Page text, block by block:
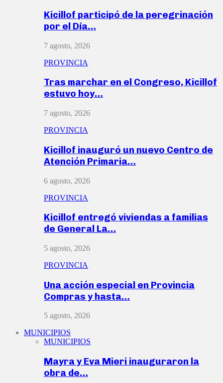
Kicillof participó de la peregrinación
por el Día…
7 agosto, 2026
PROVINCIA
Tras marchar en el Congreso, Kicillof
estuvo hoy…
7 agosto, 2026
PROVINCIA
Kicillof inauguró un nuevo Centro de
Atención Primaria…
6 agosto, 2026
PROVINCIA
Kicillof entregó viviendas a familias
de General La…
5 agosto, 2026
PROVINCIA
Una acción especial en Provincia
Compras y hasta…
5 agosto, 2026
MUNICIPIOS
MUNICIPIOS
Mayra y Eva Mieri inauguraron la
obra de…